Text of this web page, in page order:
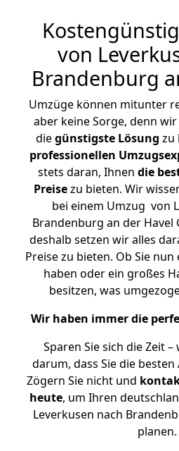
von
Brandenburg
Umzüge können mitunter
aber keine Sorge, denn
diegünstigste Lösung zu
professionellen
stets daran, Ihnen die
Preisezu bieten. Wir
bei einem Umzug von
Brandenburg an der Havel
deshalb setzen wir alles
Preise zu bieten. Ob Sie
haben oder ein großes
besitzen, was
Wir haben immer die
Sparen Sie sich die Zeit
darum, dass Sie die
Zögern Sie nicht und
heute, um Ihren
Leverkusen nach
planen.